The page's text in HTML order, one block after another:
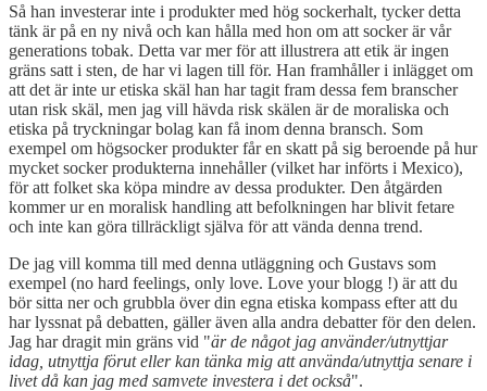
Så han investerar inte i produkter med hög sockerhalt, tycker detta
tänk är på en ny nivå och kan hålla med hon om att socker är vår
generations tobak. Detta var mer för att illustrera att etik är ingen
gräns satt i sten, de har vi lagen till för. Han framhåller i inlägget om
att det är inte ur etiska skäl han har tagit fram dessa fem branscher
utan risk skäl, men jag vill hävda risk skälen är de moraliska och
etiska på tryckningar bolag kan få inom denna bransch. Som
exempel om högsocker produkter får en skatt på sig beroende på hur
mycket socker produkterna innehåller (vilket har införts i Mexico),
för att folket ska köpa mindre av dessa produkter. Den åtgärden
kommer ur en moralisk handling att befolkningen har blivit fetare
och inte kan göra tillräckligt själva för att vända denna trend.
De jag vill komma till med denna utläggning och Gustavs som
exempel (no hard feelings, only love. Love your blogg !) är att du
bör sitta ner och grubbla över din egna etiska kompass efter att du
har lyssnat på debatten, gäller även alla andra debatter för den delen.
Jag har dragit min gräns vid "är de något jag använder/utnyttjar
idag, utnyttja förut eller kan tänka mig att använda/utnyttja senare i
livet då kan jag med samvete investera i det också".